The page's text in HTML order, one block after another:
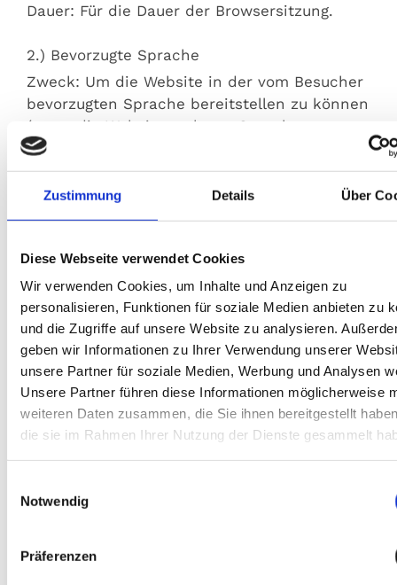
Zustimmung Details Über
Diese Webseite verwendet Cookies
Wir verwenden Cookies, um Inhalte und Anzeigen zu
personalisieren, Funktionen für soziale Medien anbieten zu
und die Zugriffe auf unsere Website zu analysieren.
geben wir Informationen zu Ihrer Verwendung unserer
unsere Partner für soziale Medien, Werbung und Analysen
Unsere Partner führen diese Informationen möglicherweise
weiteren Daten zusammen, die Sie ihnen bereitgestellt
die sie im Rahmen Ihrer Nutzung der Dienste gesammelt
Notwendig
Präferenzen
Dauer: Für die Dauer der Browsersitzung.
2.) Bevorzugte Sprache
Zweck: Um die Website in der vom Besucher
bevorzugten Sprache bereitstellen zu können
(wenn die Website mehrere Sprachen
enthält).
Dauer: 1 Jahr.
zu können, die den Vorlieben des Besuchers
entspricht.
Dauer: 30 Tage.
4.) Google Recaptcha
Zweck: Um überprüfen zu können, ob der
Besucher ein Mensch ist, und um die Menge
an Spam aus Kontaktformularen zu
begrenzen.
Dauer: 1 Jahr.
Diese Cookies sammeln Informationen